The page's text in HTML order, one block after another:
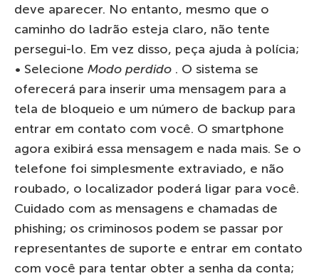
deve aparecer. No entanto, mesmo que o
caminho do ladrão esteja claro, não tente
persegui-lo. Em vez disso, peça ajuda à polícia;
• Selecione Modo perdido . O sistema se
oferecerá para inserir uma mensagem para a
tela de bloqueio e um número de backup para
entrar em contato com você. O smartphone
agora exibirá essa mensagem e nada mais. Se o
telefone foi simplesmente extraviado, e não
roubado, o localizador poderá ligar para você.
Cuidado com as mensagens e chamadas de
phishing; os criminosos podem se passar por
representantes de suporte e entrar em contato
com você para tentar obter a senha da conta;